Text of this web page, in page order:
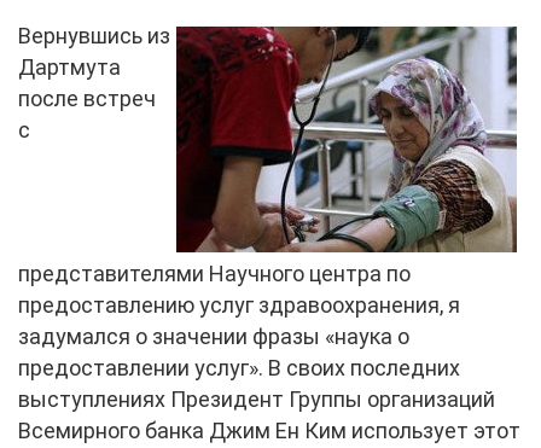
Вернувшись из
Дартмута
после встреч
с
представителями Научного центра по
предоставлению услуг здравоохранения, я
задумался о значении фразы «наука о
предоставлении услуг». В своих последних
выступлениях Президент Группы организаций
Всемирного банка Джим Ен Ким использует этот